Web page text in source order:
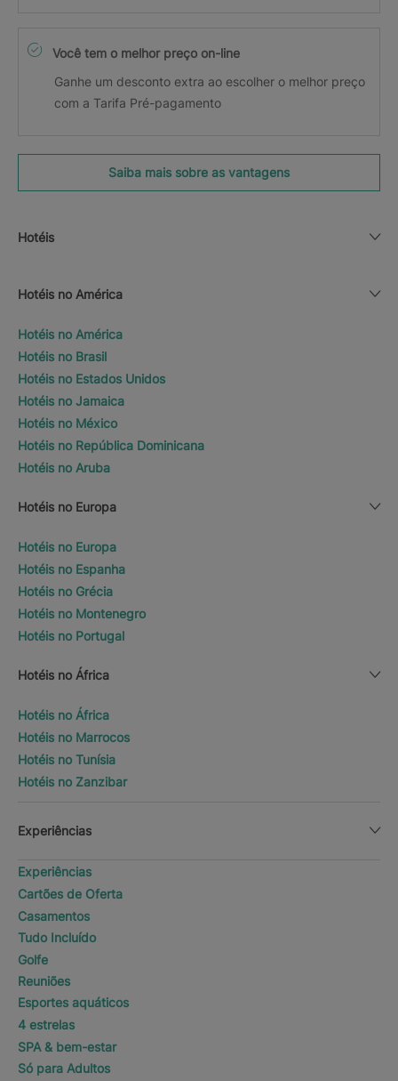
Você tem o melhor preço on-line
Ganhe um desconto extra ao escolher o melhor preço
com a Tarifa Pré-pagamento
Saiba mais sobre as vantagens
Hotéis
Hotéis no América
Hotéis no América
Hotéis no Brasil
Hotéis no Estados Unidos
Hotéis no Jamaica
Hotéis no México
Hotéis no República Dominicana
Hotéis no Aruba
Hotéis no Europa
Hotéis no Europa
Hotéis no Espanha
Hotéis no Grécia
Hotéis no Montenegro
Hotéis no Portugal
Hotéis no África
Hotéis no África
Hotéis no Marrocos
Hotéis no Tunísia
Hotéis no Zanzibar
Experiências
Experiências
Cartões de Oferta
Casamentos
Tudo Incluído
Golfe
Reuniões
Esportes aquáticos
4 estrelas
SPA & bem-estar
Só para Adultos